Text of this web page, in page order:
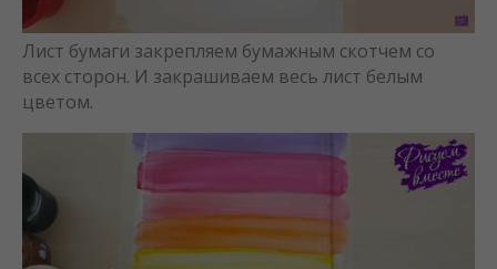
Лист бумаги закрепляем бумажным скотчем со
всех сторон. И закрашиваем весь лист белым
цветом.